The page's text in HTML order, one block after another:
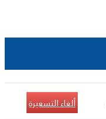
ألغاء التسعيرة